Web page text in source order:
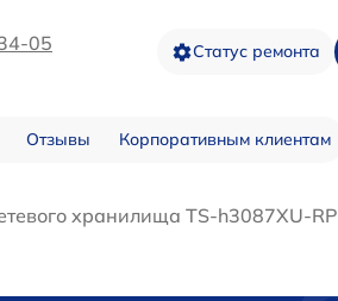
05 Статус ремонта
Отзывы Корпоративным клиентам
хранилища TS-h3087XU-RP